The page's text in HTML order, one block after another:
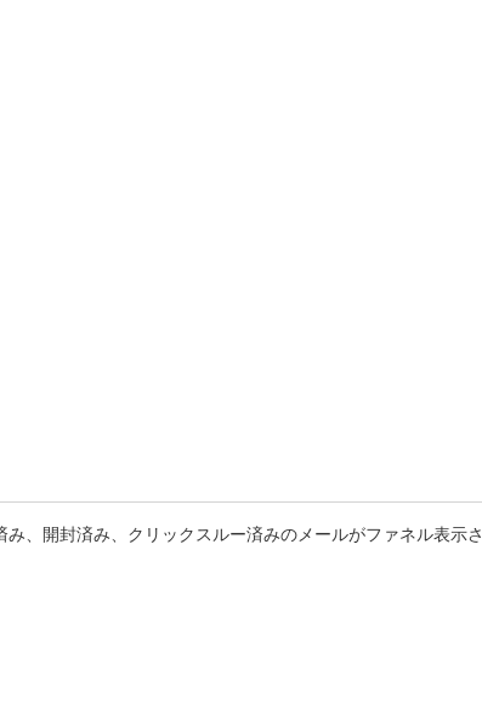
、開封済み、クリックスルー済みのメールがファネル表示さ